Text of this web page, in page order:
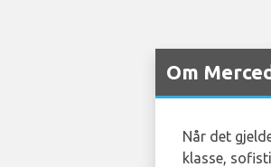
Om
Når det
klasse,